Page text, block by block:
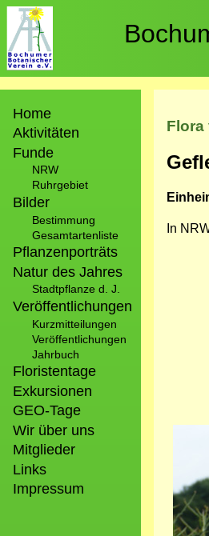
Direkt
zum
Inhalt
Home
Aktivitäten
Funde
NRW
Ruhrgebiet
Bilder
Bestimmung
Gesamtartenliste
Pflanzenporträts
Natur des Jahres
Stadtpflanze d. J.
Veröffentlichungen
Kurzmitteilungen
Veröffentlichungen
Jahrbuch
Floristentage
Exkursionen
GEO-Tage
Wir über uns
Mitglieder
Links
Impressum
Flora
In